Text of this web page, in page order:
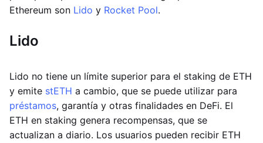
Ethereum son Lido y Rocket Pool.
Lido
Lido no tiene un límite superior para el staking de ETH
y emite stETH a cambio, que se puede utilizar para
préstamos, garantía y otras finalidades en DeFi. El
ETH en staking genera recompensas, que se
actualizan a diario. Los usuarios pueden recibir ETH